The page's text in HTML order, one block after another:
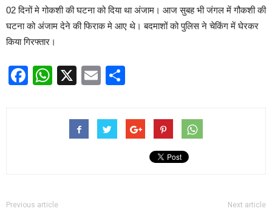
02 दिनों मे गोकशी की घटना को दिया था अंजाम। आज सुबह भी जंगल में गौकशी की
घटना को अंजाम देने की फिराक मे आए थे। बदमाशों को पुलिस ने चेकिंग में घेरकर
किया गिरफ्तार‌।
Facebook
WhatsApp
X Email
Previous article Next article